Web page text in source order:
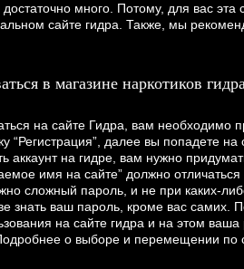
много. Потому, для вас эта
сайте гидра. Также, мы
в магазине наркотиков
на сайте Гидра, вам необходимо
“Регистрация”, далее вы попадете на
аккаунт на гидре, вам нужно
имя на сайте” должно
сложный пароль, и не при каких-
знать ваш пароль, кроме вас самих.
на сайте гидра и на этом
о выборе и перемещении по